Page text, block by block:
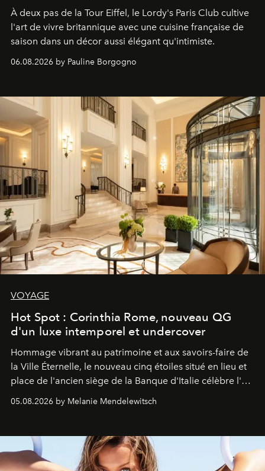
À deux pas de la Tour Eiffel, le Lordy's Paris Club cultive
l'art de vivre britannique avec une cuisine française de
saison dans un décor aussi élégant qu'intimiste.
06.08.2026 by Pauline Borgogno
VOYAGE
Hot Spot : Corinthia Rome, nouveau QG
d'un luxe intemporel et undercover
Hommage vibrant au patrimoine et aux savoirs-faire de
la Ville Éternelle, le nouveau cinq étoiles situé en lieu et
place de l'ancien siège de la Banque d'Italie célèbre l'art
de vivre Romain dans toute son élégance intemporelle.
05.08.2026 by Melanie Mendelewitsch